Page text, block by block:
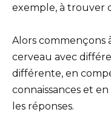
exemple, à trouver
Alors commençons
cerveau avec
différente, en
connaissances et
les réponses.